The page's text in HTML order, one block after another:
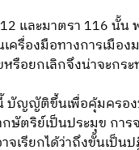
และมาตรา 116 นั้น
รื่องมือทางการเมือ
รือยกเลิกจึงน่าจะกระ
บัญญัติขึ้นเพื่อคุ้มครอ
ตริย์เป็นประมุข การ
เรียกได้ว่าถึงขั้นเป็